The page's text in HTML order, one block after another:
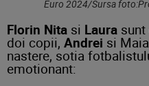
Euro 2024/Sursa
Florin Nita si Laura
doi copii, Andrei si
nastere, sotia
emotionant: